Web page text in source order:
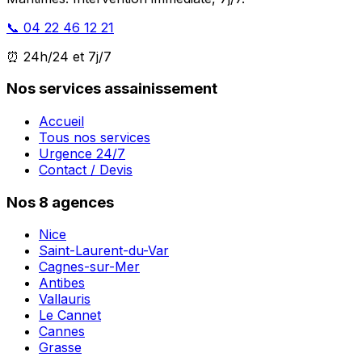
📞 04 22 46 12 21
⏰ 24h/24 et 7j/7
Nos services assainissement
Accueil
Tous nos services
Urgence 24/7
Contact / Devis
Nos 8 agences
Nice
Saint-Laurent-du-Var
Cagnes-sur-Mer
Antibes
Vallauris
Le Cannet
Cannes
Grasse